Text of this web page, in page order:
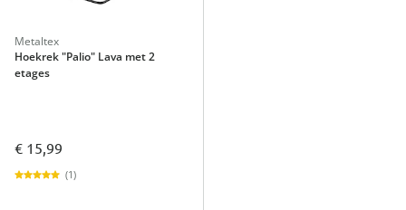
Metaltex
Hoekrek "Palio" Lava met 2
etages
€ 15,99
(1)